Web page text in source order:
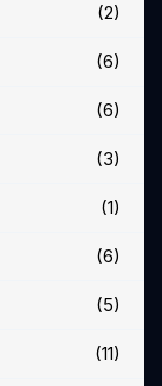
(2)
(6)
(6)
(3)
(1)
(6)
(5)
(11)